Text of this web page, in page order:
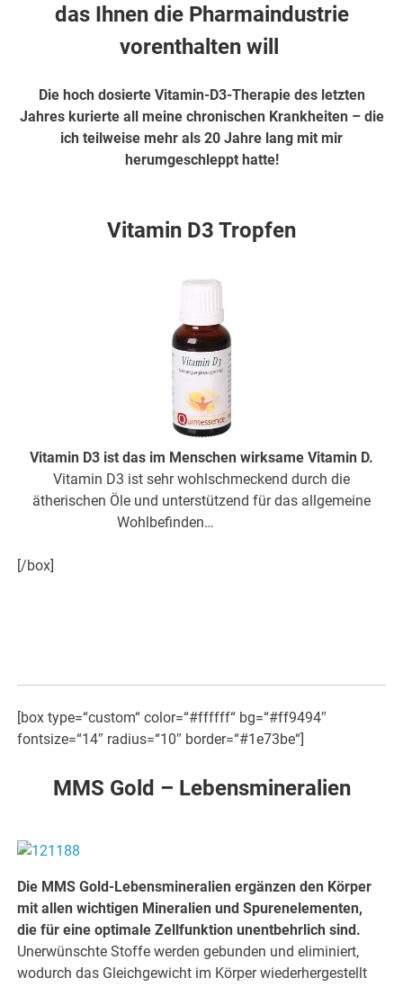
das Ihnen die Pharmaindustrie
vorenthalten will
Die hoch dosierte Vitamin-D3-Therapie des letzten
Jahres kurierte all meine chronischen Krankheiten – die
ich teilweise mehr als 20 Jahre lang mit mir
herumgeschleppt hatte!
Vitamin D3 Tropfen
Vitamin D3 ist das im Menschen wirksame Vitamin D.
Vitamin D3 ist sehr wohlschmeckend durch die
ätherischen Öle und unterstützend für das allgemeine
Wohlbefinden…
[/box]
[box type=“custom“ color=“#ffffff“ bg=“#ff9494″
fontsize=“14″ radius=“10″ border=“#1e73be“]
MMS Gold – Lebensmineralien
Die MMS Gold-Lebensmineralien ergänzen den Körper
mit allen wichtigen Mineralien und Spurenelementen,
die für eine optimale Zellfunktion unentbehrlich sind.
Unerwünschte Stoffe werden gebunden und eliminiert,
wodurch das Gleichgewicht im Körper wiederhergestellt